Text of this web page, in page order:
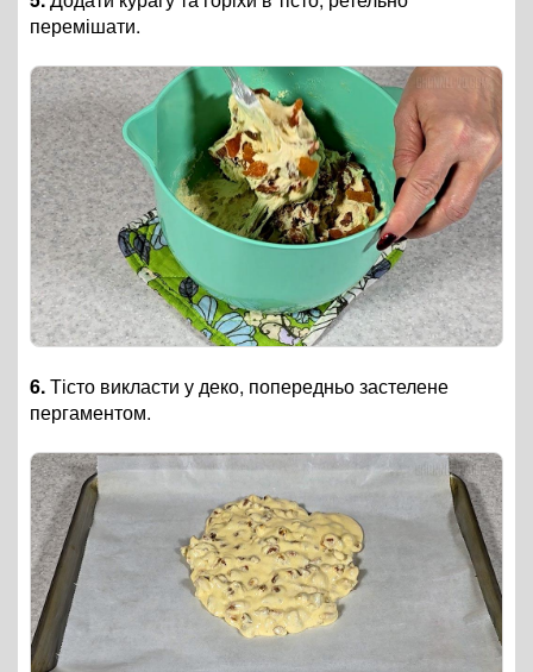
перемішати.
6.Тісто викласти у деко, попередньо застелене
пергаментом.